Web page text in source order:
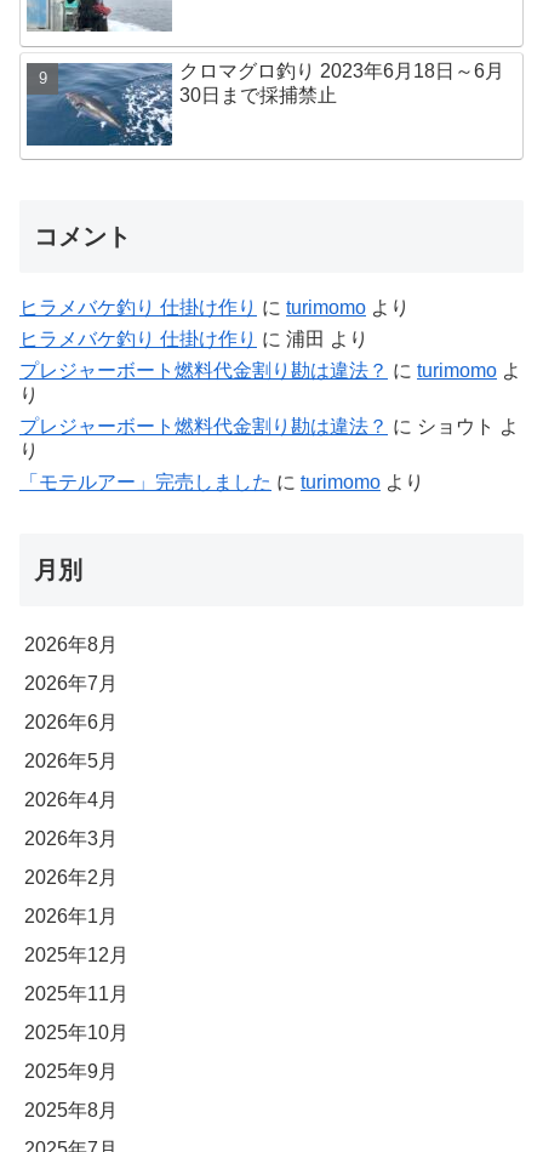
クロマグロ釣り 2023年6月18日～6月
30日まで採捕禁止
コメント
ヒラメバケ釣り 仕掛け作り に turimomo より
ヒラメバケ釣り 仕掛け作り に 浦田 より
プレジャーボート燃料代金割り勘は違法？ に turimomo よ
り
プレジャーボート燃料代金割り勘は違法？ に ショウト よ
り
「モテルアー」完売しました に turimomo より
月別
2026年8月
2026年7月
2026年6月
2026年5月
2026年4月
2026年3月
2026年2月
2026年1月
2025年12月
2025年11月
2025年10月
2025年9月
2025年8月